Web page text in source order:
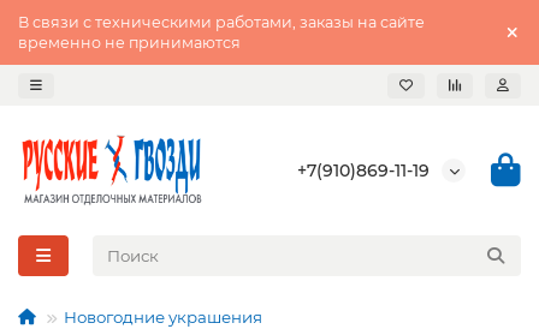
В связи с техническими работами, заказы на сайте
временно не принимаются
+7(910)869-11-19
Новогодние украшения